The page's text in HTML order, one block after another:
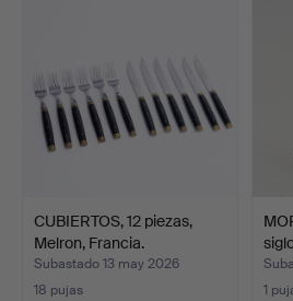
CUBIERTOS, 12 piezas,
Melron, Francia.
Subastado 13 may 2026
18 pujas
1